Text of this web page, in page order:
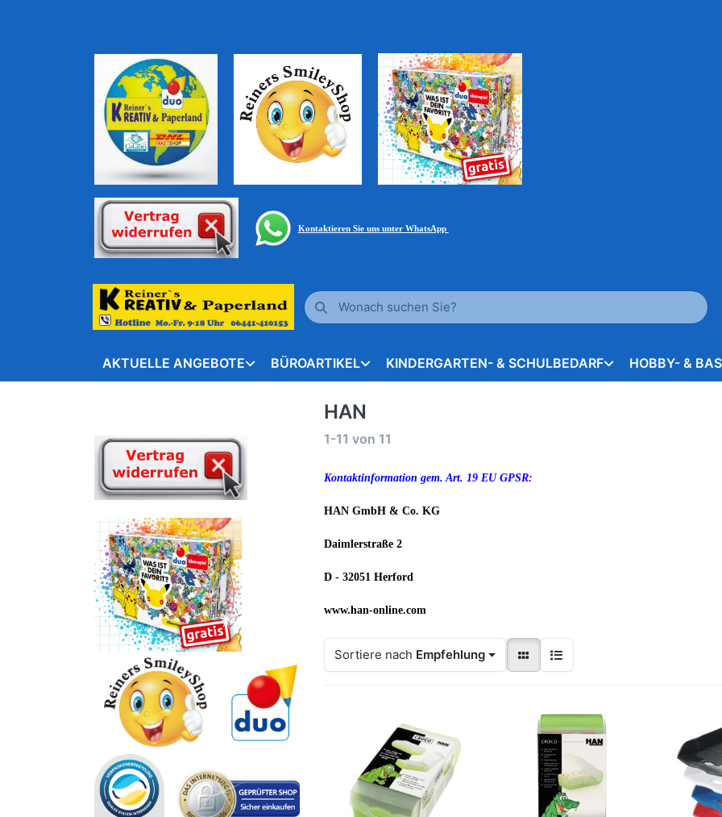
Kontaktieren Sie uns unter WhatsApp
AKTUELLE ANGEBOTE BÜROARTIKEL KINDERGARTEN- & SCHULBEDARF HOBBY- &
HAN
1-11 von 11
Kontaktinformation gem. Art. 19 EU GPSR:
HAN GmbH & Co. KG
Daimlerstraße 2
D - 32051 Herford
www.han-online.com
Sortiere nach Empfehlung